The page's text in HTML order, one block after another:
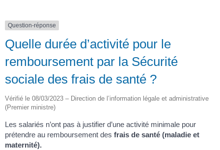
Question-réponse
Quelle durée d’activité pour le
remboursement par la Sécurité
sociale des frais de santé ?
Vérifié le 08/03/2023 – Direction de l’information légale et administrative
(Premier ministre)
Les salariés n’ont pas à justifier d’une activité minimale pour
prétendre au remboursement des frais de santé (maladie et
maternité).